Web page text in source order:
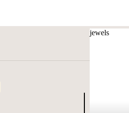
jewels